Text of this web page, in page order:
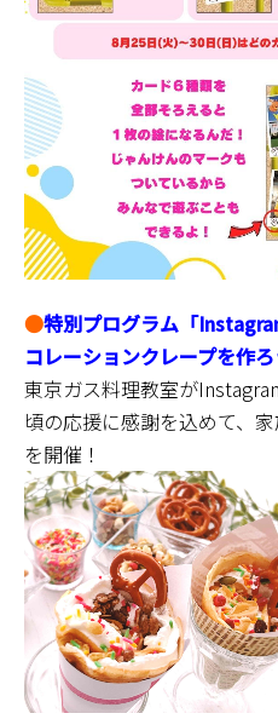
●特別プログラム「
コレーションクレープを作ろ
東京ガス料理教室が
頃の応援に感謝を込めて、
を開催！